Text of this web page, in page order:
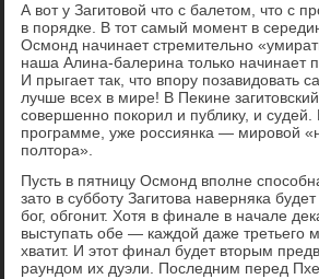
А вот у Загитовой что с балетом, что с
в порядке. В тот самый момент в
Осмонд начинает стремительно
наша Алина-балерина только начинает
И прыгает так, что впору позавидовать
лучше всех в мире! В Пекине
совершенно покорил и публику, и
программе, уже россиянка — мировой
полтора».
Пусть в пятницу Осмонд вполне
зато в субботу Загитова наверняка
бог, обгонит. Хотя в финале в начале
выступать обе — каждой даже третьего
хватит. И этот финал будет вторым
раундом их дуэли. Последним перед